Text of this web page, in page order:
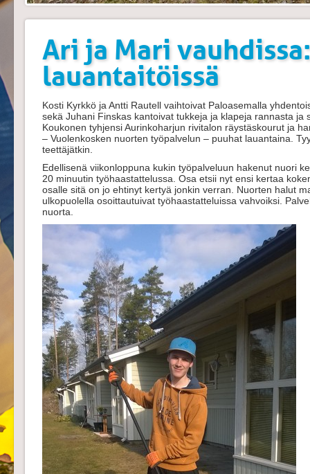
Ari ja Mari
lauantaitöissä
Kosti Kyrkkö ja Antti Rautell vaihtoivat Paloasemalla
sekä Juhani Finskas kantoivat tukkeja ja klapeja rannasta ja
Koukonen tyhjensi Aurinkoharjun rivitalon räystäskourut ja
– Vuolenkosken nuorten työpalvelun – puuhat lauantaina.
teettäjätkin.
Edellisenä viikonloppuna kukin työpalveluun hakenut nuori
20 minuutin työhaastattelussa. Osa etsii nyt ensi kertaa
osalle sitä on jo ehtinyt kertyä jonkin verran. Nuorten halut
ulkopuolella osoittautuivat työhaastatteluissa vahvoiksi.
nuorta.